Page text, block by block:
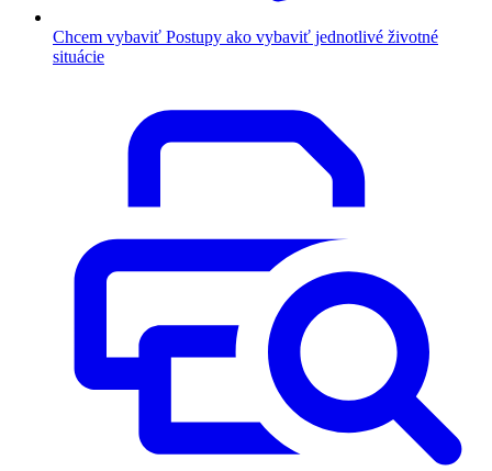
Chcem vybaviť Postupy ako vybaviť jednotlivé životné
situácie